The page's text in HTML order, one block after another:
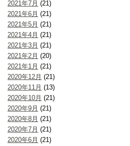
2021年7月 (21)
2021年6月 (21)
2021年5月 (21)
2021年4月 (21)
2021年3月 (21)
2021年2月 (20)
2021年1月 (21)
2020年12月 (21)
2020年11月 (13)
2020年10月 (21)
2020年9月 (21)
2020年8月 (21)
2020年7月 (21)
2020年6月 (21)